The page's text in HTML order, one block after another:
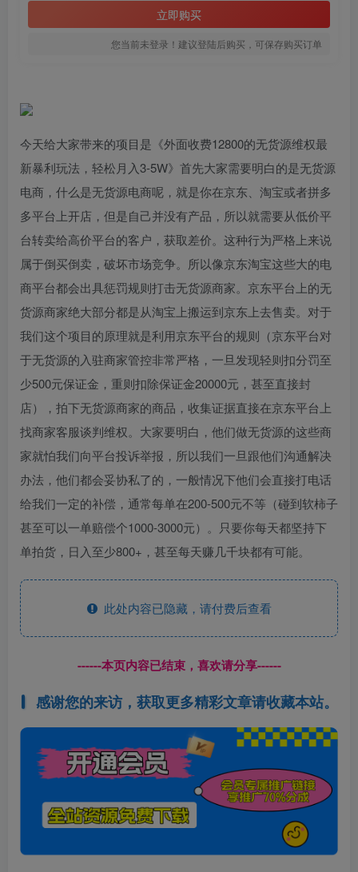
立即购买
您当前未登录！建议登陆后购买，可保存购买订单
今天给大家带来的项目是《外面收费12800的无货源维权最
新暴利玩法，轻松月入3-5W》首先大家需要明白的是无货源
电商，什么是无货源电商呢，就是你在京东、淘宝或者拼多
多平台上开店，但是自己并没有产品，所以就需要从低价平
台转卖给高价平台的客户，获取差价。这种行为严格上来说
属于倒买倒卖，破坏市场竞争。所以像京东淘宝这些大的电
商平台都会出具惩罚规则打击无货源商家。京东平台上的无
货源商家绝大部分都是从淘宝上搬运到京东上去售卖。对于
我们这个项目的原理就是利用京东平台的规则（京东平台对
于无货源的入驻商家管控非常严格，一旦发现轻则扣分罚至
少500元保证金，重则扣除保证金20000元，甚至直接封
店），拍下无货源商家的商品，收集证据直接在京东平台上
找商家客服谈判维权。大家要明白，他们做无货源的这些商
家就怕我们向平台投诉举报，所以我们一旦跟他们沟通解决
办法，他们都会妥协私了的，一般情况下他们会直接打电话
给我们一定的补偿，通常每单在200-500元不等（碰到软柿子
甚至可以一单赔偿个1000-3000元）。只要你每天都坚持下
单拍货，日入至少800+，甚至每天赚几千块都有可能。
此处内容已隐藏，请付费后查看
------本页内容已结束，喜欢请分享------
感谢您的来访，获取更多精彩文章请收藏本站。